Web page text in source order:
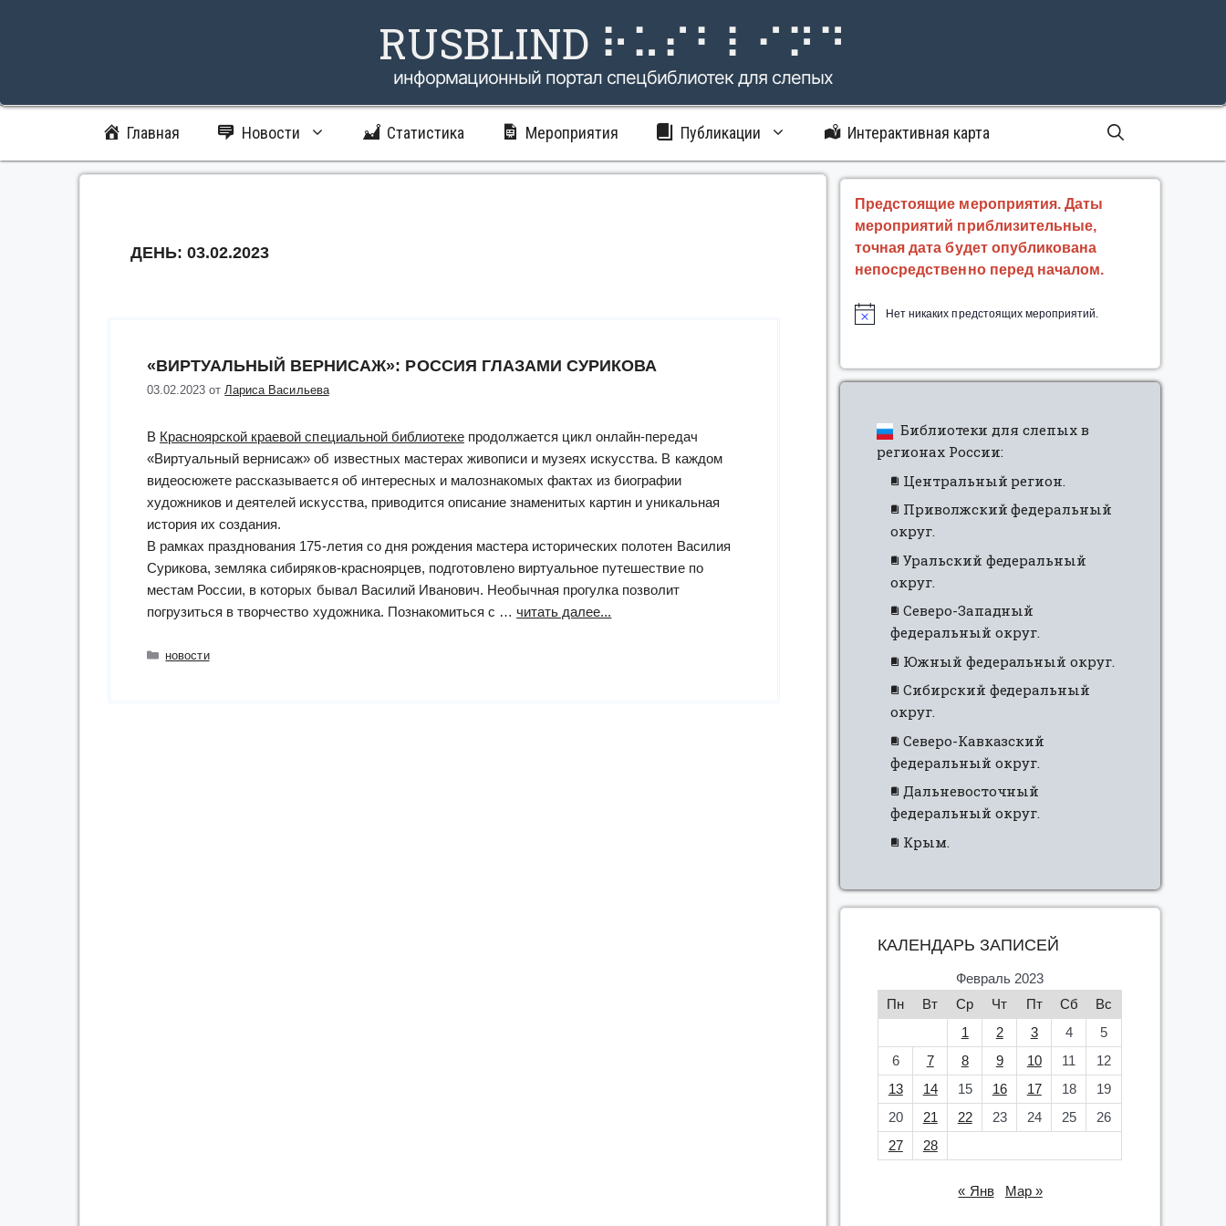
RUSBLIND ⠗⠥⠎⠃⠇⠊⠝⠙
информационный портал спецбиблиотек для слепых
Главная Новости Статистика Мероприятия Публикации Интерактивная карта
ДЕНЬ: 03.02.2023
«ВИРТУАЛЬНЫЙ ВЕРНИСАЖ»: РОССИЯ ГЛАЗАМИ СУРИКОВА
03.02.2023 отЛариса Васильева
В Красноярской краевой специальной библиотекепродолжается цикл онлайн-передач
«Виртуальный вернисаж» об известных мастерах живописи и музеях искусства. В каждом
видеосюжете рассказывается об интересных и малознакомых фактах из биографии
художников и деятелей искусства, приводится описание знаменитых картин и уникальная
история их создания.
В рамках празднования 175-летия со дня рождения мастера исторических полотен Василия
Сурикова, земляка сибиряков-красноярцев, подготовлено виртуальное путешествие по
местам России, в которых бывал Василий Иванович. Необычная прогулка позволит
погрузиться в творчество художника. Познакомиться с …читать далее...
Рубрики
новости
Предстоящие мероприятия. Даты
мероприятий приблизительные,
точная дата будет опубликована
непосредственно перед началом.
Нет никаких предстоящих мероприятий.
Библиотеки для слепых в
регионах России:
Центральный регион.
Приволжский федеральный
округ.
Уральский федеральный
округ.
Северо-Западный
федеральный округ.
Южный федеральный округ.
Сибирский федеральный
округ.
Северо-Кавказский
федеральный округ.
Дальневосточный
федеральный округ.
Крым.
КАЛЕНДАРЬ ЗАПИСЕЙ
Февраль 2023
Пн
Вт Ср Чт Пт Сб
Вс
1
2 3 4
5
6
7 8 9 10 11
12
13
14 15 16 17 18
19
20
21 22 23 24 25
26
27
28
« Янв Мар »